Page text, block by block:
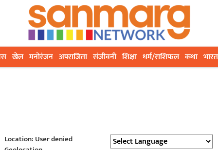
खेल मनोरंजन अपराजिता संजीवनी शिक्षा धर्म/राशिफल कथा भारत
Location: User denied